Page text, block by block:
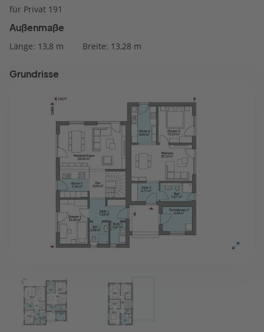
für Privat 191
Außenmaße
Länge: 13,8 m Breite: 13,28 m
Grundrisse